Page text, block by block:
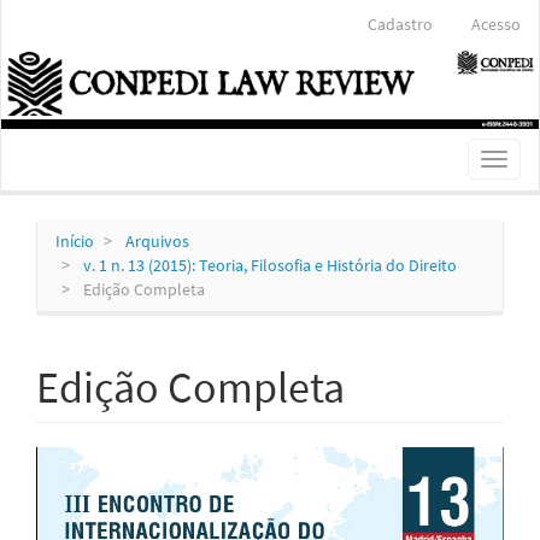
Conteúdo
principal
Barra
Lateral
Cadastro Acesso
Toggle
Início
Arquivos
v. 1 n. 13 (2015): Teoria, Filosofia e História do Direito
Edição Completa
Edição Completa
Barra
lateral